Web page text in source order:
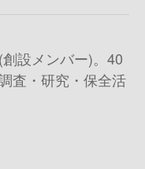
設メンバー)。40
査・研究・保全活